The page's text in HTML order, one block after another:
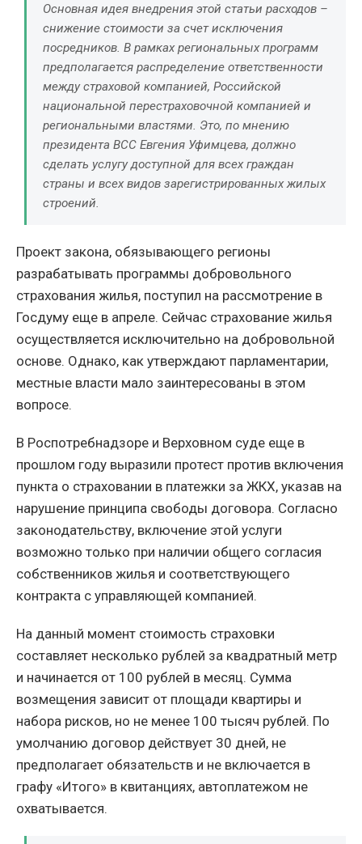
Основная идея внедрения этой статьи расходов –
снижение стоимости за счет исключения
посредников. В рамках региональных программ
предполагается распределение ответственности
между страховой компанией, Российской
национальной перестраховочной компанией и
региональными властями. Это, по мнению
президента ВСС Евгения Уфимцева, должно
сделать услугу доступной для всех граждан
страны и всех видов зарегистрированных жилых
строений.
Проект закона, обязывающего регионы
разрабатывать программы добровольного
страхования жилья, поступил на рассмотрение в
Госдуму еще в апреле. Сейчас страхование жилья
осуществляется исключительно на добровольной
основе. Однако, как утверждают парламентарии,
местные власти мало заинтересованы в этом
вопросе.
В Роспотребнадзоре и Верховном суде еще в
прошлом году выразили протест против включения
пункта о страховании в платежки за ЖКХ, указав на
нарушение принципа свободы договора. Согласно
законодательству, включение этой услуги
возможно только при наличии общего согласия
собственников жилья и соответствующего
контракта с управляющей компанией.
На данный момент стоимость страховки
составляет несколько рублей за квадратный метр
и начинается от 100 рублей в месяц. Сумма
возмещения зависит от площади квартиры и
набора рисков, но не менее 100 тысяч рублей. По
умолчанию договор действует 30 дней, не
предполагает обязательств и не включается в
графу «Итого» в квитанциях, автоплатежом не
охватывается.